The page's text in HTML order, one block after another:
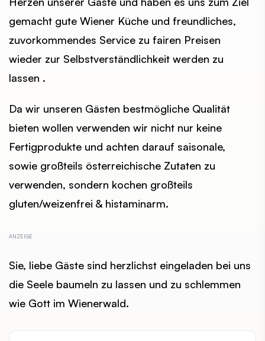
gemacht gute Wiener Küche und freundliches,
zuvorkommendes Service zu fairen Preisen
wieder zur Selbstverständlichkeit werden zu
lassen .
Da wir unseren Gästen bestmögliche Qualität
bieten wollen verwenden wir nicht nur keine
Fertigprodukte und achten darauf saisonale,
sowie großteils österreichische Zutaten zu
verwenden, sondern kochen großteils
gluten/weizenfrei & histaminarm.
Sie, liebe Gäste sind herzlichst eingeladen bei uns
die Seele baumeln zu lassen und zu schlemmen
wie Gott im Wienerwald.